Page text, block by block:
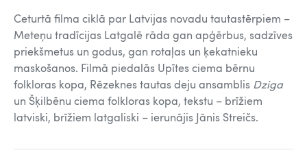
Ceturtā filma ciklā par Latvijas novadu tautastērpiem –
Meteņu tradīcijas Latgalē rāda gan apģērbus, sadzīves
priekšmetus un godus, gan rotaļas un ķekatnieku
maskošanos. Filmā piedalās Upītes ciema bērnu
folkloras kopa, Rēzeknes tautas deju ansamblis Dziga
un Šķilbēnu ciema folkloras kopa, tekstu – brīžiem
latviski, brīžiem latgaliski – ierunājis Jānis Streičs.